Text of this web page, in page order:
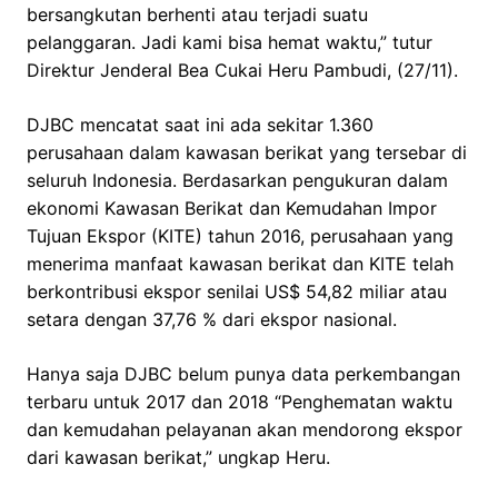
bersangkutan berhenti atau terjadi suatu
pelanggaran. Jadi kami bisa hemat waktu,” tutur
Direktur Jenderal Bea Cukai Heru Pambudi, (27/11).
DJBC mencatat saat ini ada sekitar 1.360
perusahaan dalam kawasan berikat yang tersebar di
seluruh Indonesia. Berdasarkan pengukuran dalam
ekonomi Kawasan Berikat dan Kemudahan Impor
Tujuan Ekspor (KITE) tahun 2016, perusahaan yang
menerima manfaat kawasan berikat dan KITE telah
berkontribusi ekspor senilai US$ 54,82 miliar atau
setara dengan 37,76 % dari ekspor nasional.
Hanya saja DJBC belum punya data perkembangan
terbaru untuk 2017 dan 2018 “Penghematan waktu
dan kemudahan pelayanan akan mendorong ekspor
dari kawasan berikat,” ungkap Heru.